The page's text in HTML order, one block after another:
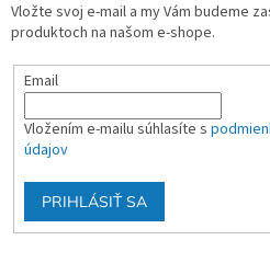
Vložte svoj e-mail a my Vám budeme
produktoch na našom e-shope.
Email
Vložením e-mailu súhlasíte s
údajov
PRIHLÁSIŤ SA